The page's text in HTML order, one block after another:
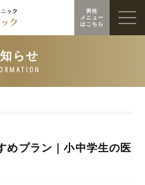
男性
メニュー
はこちら
めプラン｜小中学生の医